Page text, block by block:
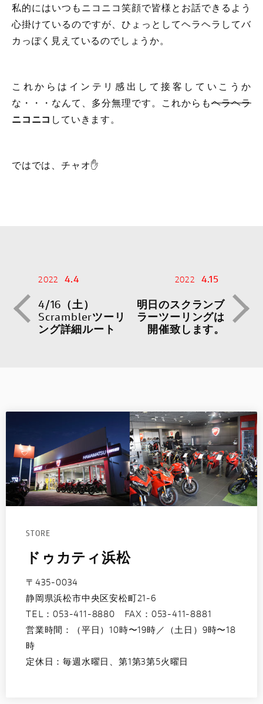
私的にはいつもニコニコ笑顔で皆様とお話できるよう
心掛けているのですが、ひょっとしてヘラヘラしてバ
カっぽく見えているのでしょうか。
これからはインテリ感出して接客していこうか
な・・・なんて、多分無理です。これからもヘラヘラ
ニコニコ していきます。
ではでは、チャオ✋
2022 4.4
4/16（土）
Scramblerツーリ
ング詳細ルート
2022 4.15
明日のスクランブ
ラーツーリングは
開催致します。
STORE
ドゥカティ浜松
〒435-0034
静岡県浜松市中央区安松町21-6
TEL：053-411-8880 FAX：053-411-8881
営業時間：（平日）10時〜19時／（土日）9時〜18
時
定休日：毎週水曜日、第1第3第5火曜日